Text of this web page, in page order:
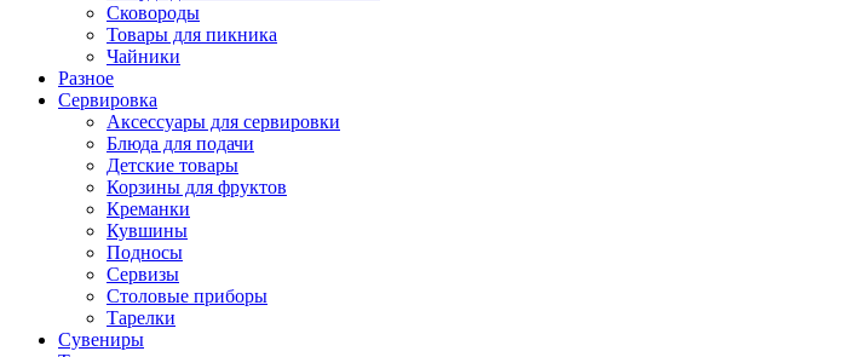
Сковороды
Товары для пикника
Чайники
Разное
Сервировка
Аксессуары для сервировки
Блюда для подачи
Детские товары
Корзины для фруктов
Креманки
Кувшины
Подносы
Сервизы
Столовые приборы
Тарелки
Сувениры